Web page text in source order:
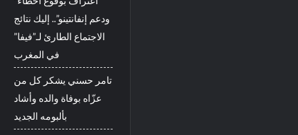
ودعم إنفانتينو”.. إليك نتائج
الاجتماع الطارئ لـ”فيفا”
في المغرب
تامر حسني يشكر كل من
عزّاه بوفاة والده وأشاد
بألبومه الجديد